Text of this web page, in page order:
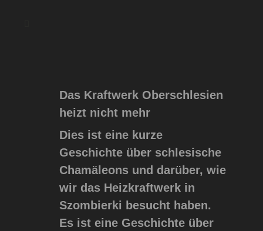
Das Kraftwerk Oberschlesien
heizt nicht mehr
Dies ist eine kurze
Geschichte über schlesische
Chamäleons und darüber, wie
wir das Heizkraftwerk in
Szombierki besucht haben.
Es ist eine Geschichte über